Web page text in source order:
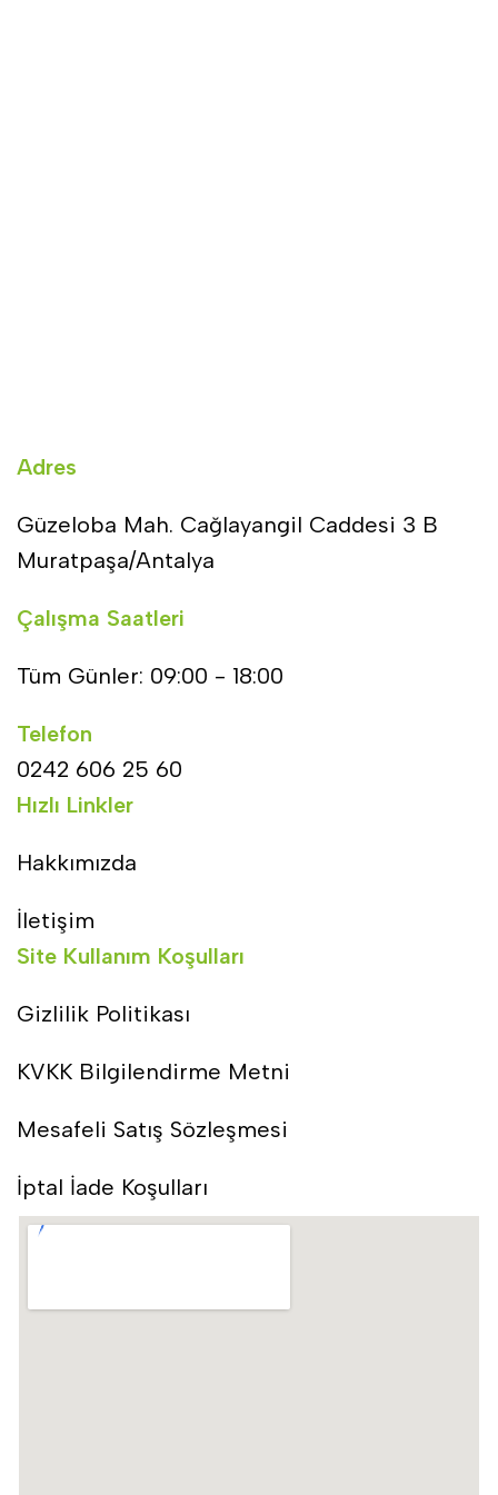
Adres
Güzeloba Mah. Cağlayangil Caddesi 3 B
Muratpaşa/Antalya
Çalışma Saatleri
Tüm Günler: 09:00 - 18:00
Telefon
0242 606 25 60
Hızlı Linkler
Hakkımızda
İletişim
Site Kullanım Koşulları
Gizlilik Politikası
KVKK Bilgilendirme Metni
Mesafeli Satış Sözleşmesi
İptal İade Koşulları